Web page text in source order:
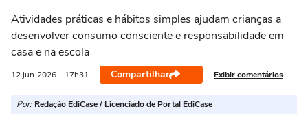
Atividades práticas e hábitos simples ajudam crianças a
desenvolver consumo consciente e responsabilidade em
casa e na escola
12 jun 2026 - 17h31 Compartilhar Exibir comentários
Por: Redação EdiCase / Licenciado de Portal EdiCase